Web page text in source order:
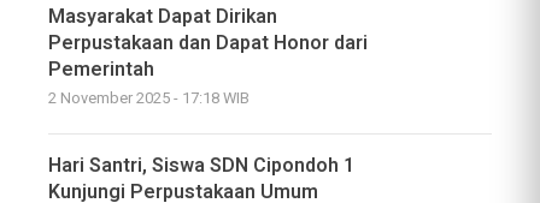
Masyarakat Dapat Dirikan
Perpustakaan dan Dapat Honor dari
Pemerintah
2 November 2025 - 17:18 WIB
Hari Santri, Siswa SDN Cipondoh 1
Kunjungi Perpustakaan Umum